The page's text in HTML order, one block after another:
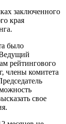
заключенного
края
было
рейтингового
члены комитета
свое